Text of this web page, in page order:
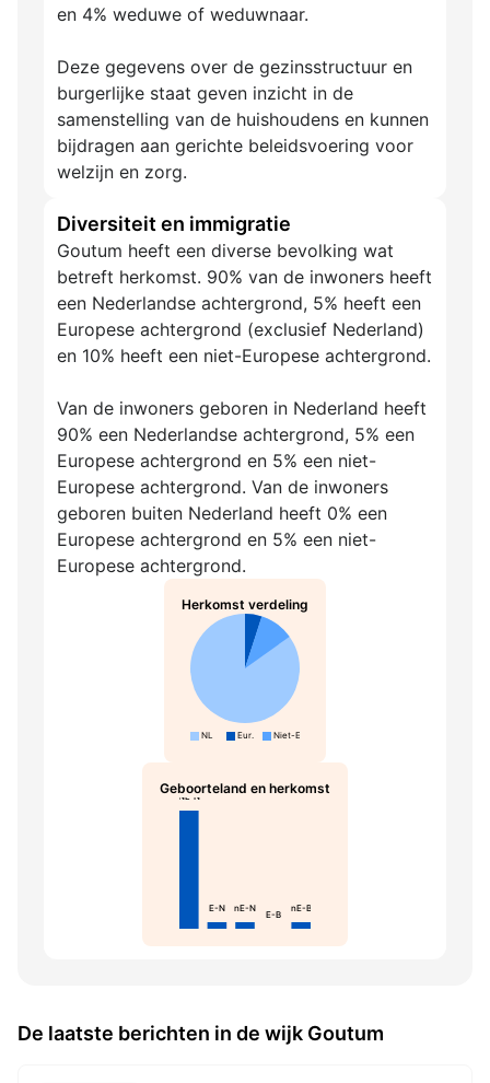
en 4% weduwe of weduwnaar.
Deze gegevens over de gezinsstructuur en
burgerlijke staat geven inzicht in de
samenstelling van de huishoudens en kunnen
bijdragen aan gerichte beleidsvoering voor
welzijn en zorg.
Diversiteit en immigratie
Goutum heeft een diverse bevolking wat
betreft herkomst. 90% van de inwoners heeft
een Nederlandse achtergrond, 5% heeft een
Europese achtergrond (exclusief Nederland)
en 10% heeft een niet-Europese achtergrond.
Van de inwoners geboren in Nederland heeft
90% een Nederlandse achtergrond, 5% een
Europese achtergrond en 5% een niet-
Europese achtergrond. Van de inwoners
geboren buiten Nederland heeft 0% een
Europese achtergrond en 5% een niet-
Europese achtergrond.
Herkomst verdeling
NL Eur. Niet-Eur.
Geboorteland en herkomst
NL-N
E-N nE-N
E-B
nE-B
De laatste berichten in de wijk Goutum